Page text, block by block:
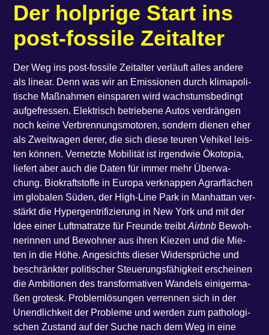
Der holp­ri­ge Start ins
post-fos­si­le Zeitalter
Der Weg ins post-fos­si­le Zeit­al­ter ver­läuft alles ande­re
als line­ar. Denn was wir an Emis­sio­nen durch kli­ma­po­li­
ti­sche Maß­nah­men ein­spa­ren wird wachs­tums­be­dingt
auf­ge­fres­sen. Elek­trisch betrie­be­ne Autos ver­drän­gen
noch kei­ne Ver­bren­nungs­mo­to­ren, son­dern die­nen eher
als Zweit­wa­gen derer, die sich die­se teu­ren Vehi­kel leis­
ten kön­nen. Ver­netz­te Mobi­li­tät ist irgend­wie Öko­to­pia,
lie­fert aber auch die Daten für immer mehr Über­wa­
chung. Bio­kraft­stof­fe in Euro­pa ver­knap­pen Agrar­flä­chen
im glo­ba­len Süden, der High-Line Park in Man­hat­tan ver­
stärkt die Hyper­gen­tri­fi­zie­rung in New York und mit der
Idee einer Luft­ma­trat­ze für Freun­de treibtAirb­nb Bewoh­
ne­rin­nen und Bewoh­ner aus ihren Kie­zen und die Mie­
ten in die Höhe. Ange­sichts die­ser Wider­sprü­che und
beschränk­ter poli­ti­scher Steue­rungs­fä­hig­keit erschei­nen
die Ambi­tio­nen des trans­for­ma­ti­ven Wan­dels eini­ger­ma­
ßen gro­tesk. Pro­blem­lö­sun­gen ver­ren­nen sich in der
Unend­lich­keit der Pro­ble­me und wer­den zum patho­lo­gi­
schen Zustand auf der Suche nach dem Weg in eine